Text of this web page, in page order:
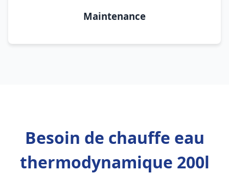
Maintenance
Besoin de chauffe eau
thermodynamique 200l